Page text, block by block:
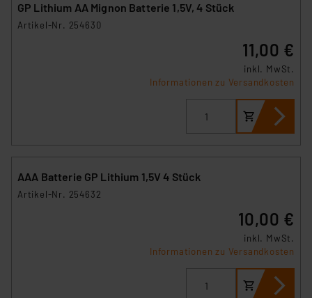
GP Lithium AA Mignon Batterie 1,5V, 4 Stück
Artikel-Nr. 254630
11,00 €
inkl. MwSt.
Informationen zu Versandkosten
AAA Batterie GP Lithium 1,5V 4 Stück
Artikel-Nr. 254632
10,00 €
inkl. MwSt.
Informationen zu Versandkosten